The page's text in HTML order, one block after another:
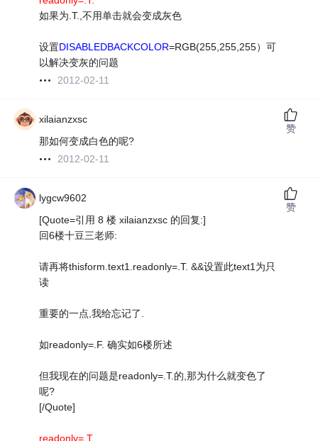
如果为.T.,不用单击就会变成灰色
设置DISABLEDBACKCOLOR=RGB(255,255,255）可
以解决变灰的问题
2012-02-11
xilaianzxsc
那如何变成白色的呢?
2012-02-11
赞
lygcw9602
[Quote=引用 8 楼 xilaianzxsc 的回复:]
回6楼十豆三老师:
请再将thisform.text1.readonly=.T. &&设置此text1为只
读
重要的一点,我给忘记了.
如readonly=.F. 确实如6楼所述
但我现在的问题是readonly=.T.的,那为什么就变色了
呢?
[/Quote]
readonly=.T.
赞